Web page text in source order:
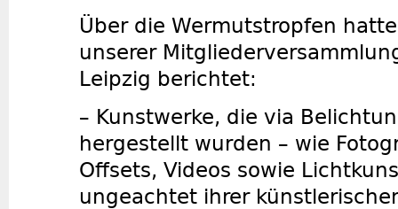
Über die Wermutstropfen
unserer
Leipzig berichtet:
– Kunstwerke, die via
hergestellt wurden – wie
Offsets, Videos sowie
ungeachtet ihrer